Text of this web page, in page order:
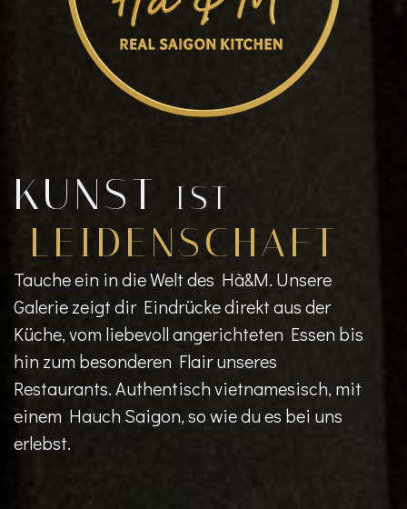
KUNST IST
LEIDENSCHAFT
Tauche ein in die Welt des Hà&M. Unsere
Galerie zeigt dir Eindrücke direkt aus der
Küche, vom liebevoll angerichteten Essen bis
hin zum besonderen Flair unseres
Restaurants. Authentisch vietnamesisch, mit
einem Hauch Saigon, so wie du es bei uns
erlebst.